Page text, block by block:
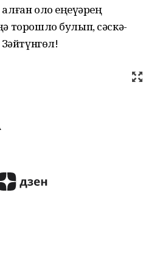
оло еңеүҙәрең
торошло булып, сәскә-